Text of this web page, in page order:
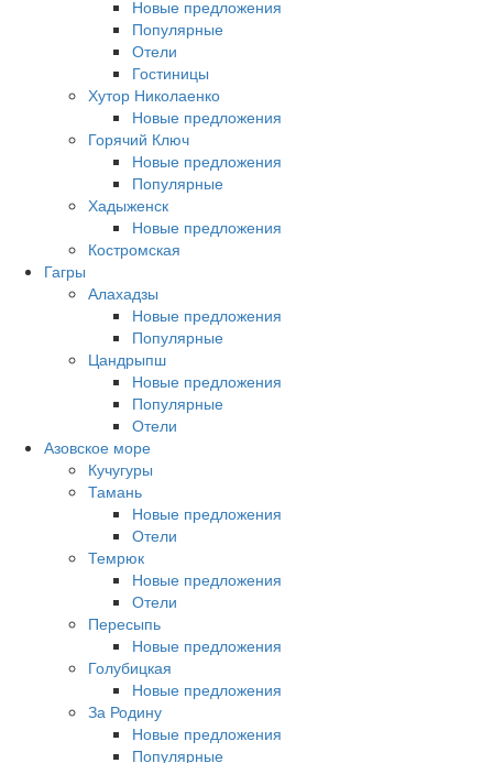
Новые предложения
Популярные
Отели
Гостиницы
Хутор Николаенко
Новые предложения
Горячий Ключ
Новые предложения
Популярные
Хадыженск
Новые предложения
Костромская
Гагры
Алахадзы
Новые предложения
Популярные
Цандрыпш
Новые предложения
Популярные
Отели
Азовское море
Кучугуры
Тамань
Новые предложения
Отели
Темрюк
Новые предложения
Отели
Пересыпь
Новые предложения
Голубицкая
Новые предложения
За Родину
Новые предложения
Популярные